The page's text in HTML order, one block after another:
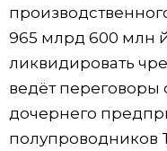
965 млрд 600 млн
ликвидировать
ведёт переговоры
дочернего
полупроводников